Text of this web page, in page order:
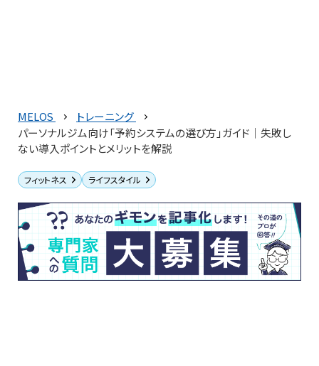
MELOS
トレーニング
パーソナルジム向け「予約システムの選び方」ガイド｜失敗し
ない導入ポイントとメリットを解説
フィットネス ライフスタイル